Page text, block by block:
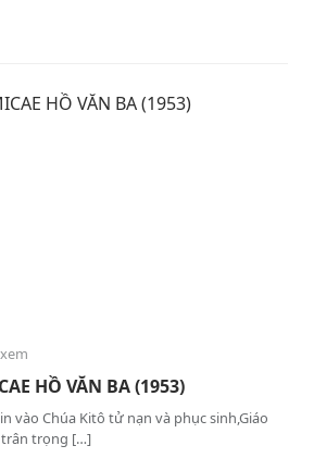
HỒ VĂN BA (1953)
vào Chúa Kitô tử nạn và phục sinh,Giáo
trân trọng […]